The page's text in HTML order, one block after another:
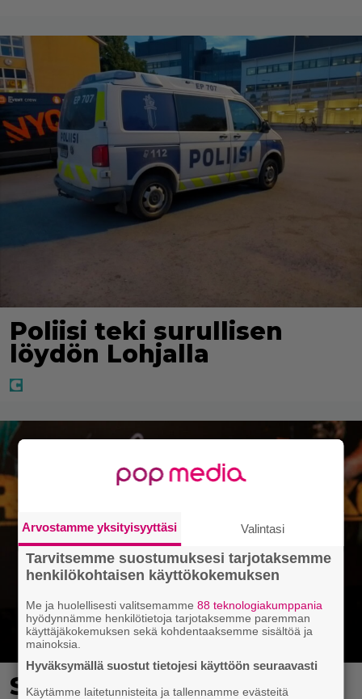
Poliisi teki surullisen
löydön Lohjalla
Sonja Aiello hullaantui
Arvostamme yksityisyyttäsi Valintasi
Tarvitsemme suostumuksesi tarjotaksemme
henkilökohtaisen käyttökokemuksen
Me ja huolellisesti valitsemamme88 teknologiakumppania
hyödynnämme henkilötietoja tarjotaksemme paremman
käyttäjäkokemuksen sekä kohdentaaksemme sisältöä ja
mainoksia.
Hyväksymällä suostut tietojesi käyttöön seuraavasti
Käytämme laitetunnisteita ja tallennamme evästeitä